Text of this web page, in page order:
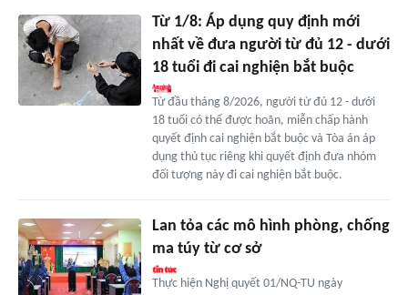
Từ 1/8: Áp dụng quy định mới
nhất về đưa người từ đủ 12 - dưới
18 tuổi đi cai nghiện bắt buộc
Từ đầu tháng 8/2026, người từ đủ 12 - dưới
18 tuổi có thể được hoãn, miễn chấp hành
quyết định cai nghiện bắt buộc và Tòa án áp
dụng thủ tục riêng khi quyết định đưa nhóm
đối tượng này đi cai nghiện bắt buộc.
Lan tỏa các mô hình phòng, chống
ma túy từ cơ sở
Thực hiện Nghị quyết 01/NQ-TU ngày